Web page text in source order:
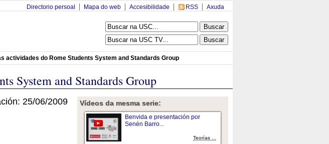
Axuda
RSS
Accesibilidade
Mapa do web
Directorio persoal
actividades do Rome Students System and Standards Group
System and Standards Group
25/06/2009 Vídeos da mesma serie:
Benvida e presentación por
Senén Barro...
Teorías ...